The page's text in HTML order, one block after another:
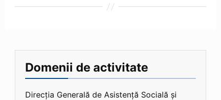
Domenii de activitate
Direcția Generală de Asistență Socială și